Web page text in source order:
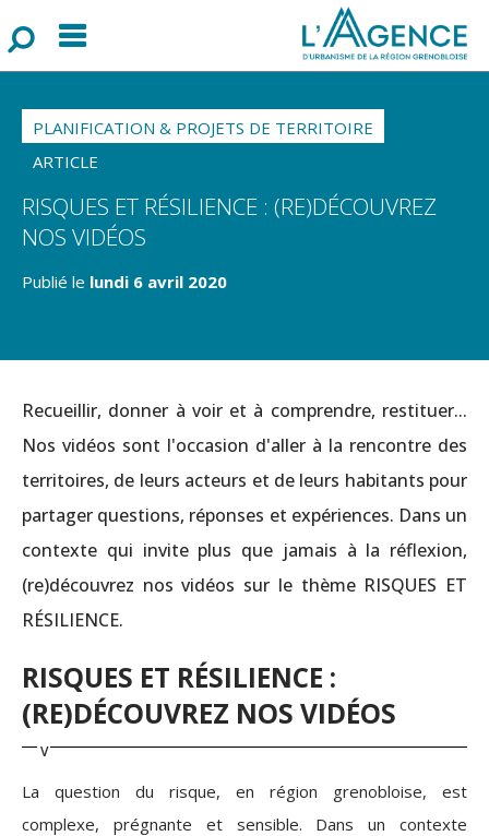
Menu
PLANIFICATION & PROJETS DE TERRITOIRE
ARTICLE
RISQUES ET RÉSILIENCE : (RE)DÉCOUVREZ
NOS VIDÉOS
Publié le lundi 6 avril 2020
Recueillir, donner à voir et à comprendre, restituer...
Nos vidéos sont l'occasion d'aller à la rencontre des
territoires, de leurs acteurs et de leurs habitants pour
partager questions, réponses et expériences. Dans un
contexte qui invite plus que jamais à la réflexion,
(re)découvrez nos vidéos sur le thème RISQUES ET
RÉSILIENCE.
RISQUES ET RÉSILIENCE :
(RE)DÉCOUVREZ NOS VIDÉOS
La question du risque, en région grenobloise, est
complexe, prégnante et sensible. Dans un contexte